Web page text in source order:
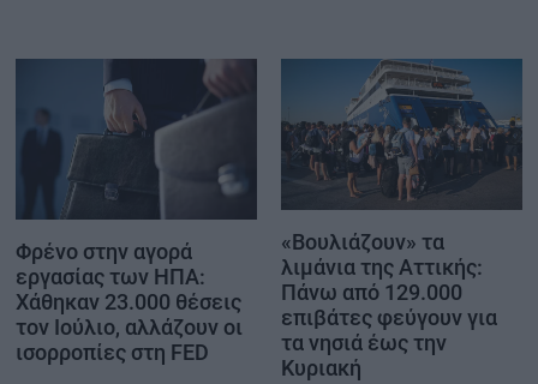
Φρένο στην αγορά
εργασίας των ΗΠΑ:
Χάθηκαν 23.000 θέσεις
τον Ιούλιο, αλλάζουν οι
ισορροπίες στη FED
«Βουλιάζουν» τα
λιμάνια της Αττικής:
Πάνω από 129.000
επιβάτες φεύγουν για
τα νησιά έως την
Κυριακή